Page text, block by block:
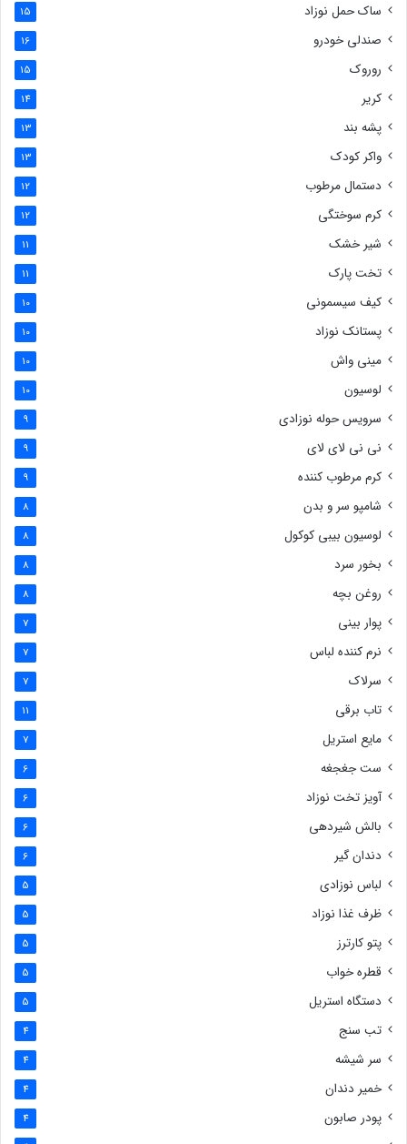
ساک حمل نوزاد 15
صندلی خودرو 16
روروک 15
کریر 14
پشه بند 13
واکر کودک 13
دستمال مرطوب 12
کرم سوختگی 12
شیر خشک 11
تخت پارک 11
کیف سیسمونی 10
پستانک نوزاد 10
مینی واش 10
لوسیون 10
سرویس حوله نوزادی 9
نی نی لای لای 9
کرم مرطوب کننده 9
شامپو سر و بدن 8
لوسیون بیبی کوکول 8
بخور سرد 8
روغن بچه 8
پوار بینی 7
نرم کننده لباس 7
سرلاک 7
تاب برقی 11
مایع استریل 7
ست جغجغه 6
آویز تخت نوزاد 6
بالش شیردهی 6
دندان گیر 6
لباس نوزادی 5
ظرف غذا نوزاد 5
پتو کارترز 5
قطره خواب 5
دستگاه استریل 5
تب سنج 4
سر شیشه 4
خمیر دندان 4
پودر صابون 4